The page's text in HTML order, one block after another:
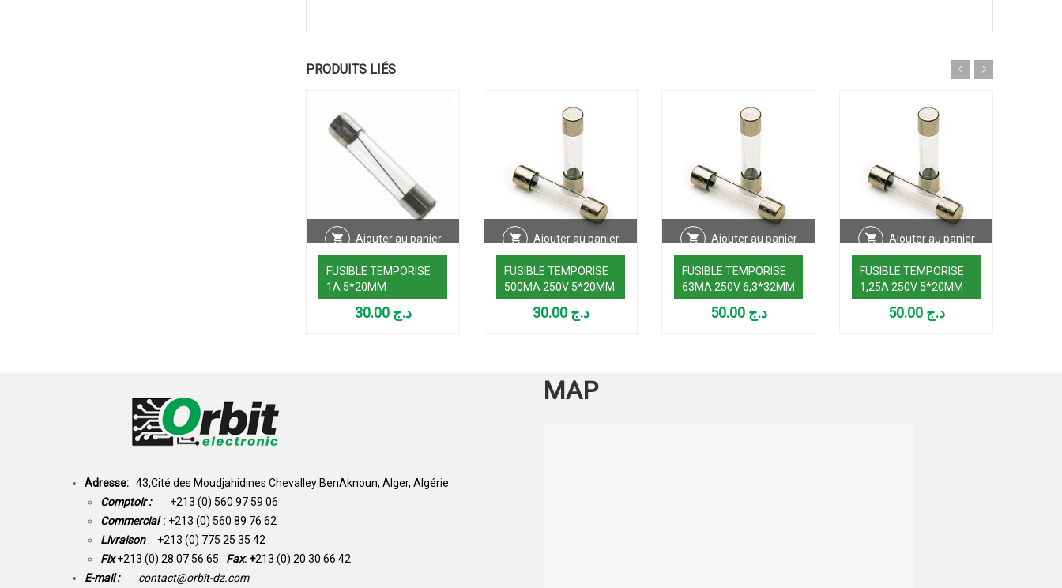
PRODUITS LIÉS
Ajouter au panier
FUSIBLE TEMPORISE
1A 5*20MM
د.ج 30.00
Ajouter au panier
FUSIBLE TEMPORISE
500MA 250V 5*20MM
د.ج 30.00
Ajouter au panier
FUSIBLE TEMPORISE
63MA 250V 6,3*32MM
د.ج 50.00
Ajouter au panier
FUSIBLE TEMPORISE
1,25A 250V 5*20MM
د.ج 50.00
Adresse: 43,Cité des Moudjahidines Chevalley BenAknoun, Alger, Algérie
Comptoir : +213 (0) 560 97 59 06
Commercial : +213 (0) 560 89 76 62
Livraison: +213 (0) 775 25 35 42
Fix +213 (0) 28 07 56 65 Fax: +213 (0) 20 30 66 42
E-mail :
contact@orbit-dz.com
MAP